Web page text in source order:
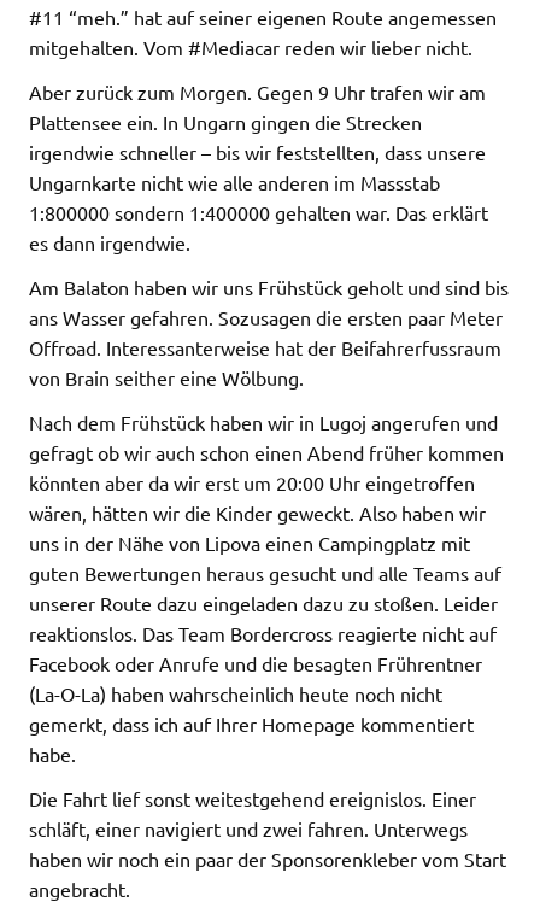
#11 “meh.” hat auf seiner eigenen Route angemessen
mitgehalten. Vom #Mediacar reden wir lieber nicht.
Aber zurück zum Morgen. Gegen 9 Uhr trafen wir am
Plattensee ein. In Ungarn gingen die Strecken
irgendwie schneller – bis wir feststellten, dass unsere
Ungarnkarte nicht wie alle anderen im Massstab
1:800000 sondern 1:400000 gehalten war. Das erklärt
es dann irgendwie.
Am Balaton haben wir uns Frühstück geholt und sind bis
ans Wasser gefahren. Sozusagen die ersten paar Meter
Offroad. Interessanterweise hat der Beifahrerfussraum
von Brain seither eine Wölbung.
Nach dem Frühstück haben wir in Lugoj angerufen und
gefragt ob wir auch schon einen Abend früher kommen
könnten aber da wir erst um 20:00 Uhr eingetroffen
wären, hätten wir die Kinder geweckt. Also haben wir
uns in der Nähe von Lipova einen Campingplatz mit
guten Bewertungen heraus gesucht und alle Teams auf
unserer Route dazu eingeladen dazu zu stoßen. Leider
reaktionslos. Das Team Bordercross reagierte nicht auf
Facebook oder Anrufe und die besagten Frührentner
(La-O-La) haben wahrscheinlich heute noch nicht
gemerkt, dass ich auf Ihrer Homepage kommentiert
habe.
Die Fahrt lief sonst weitestgehend ereignislos. Einer
schläft, einer navigiert und zwei fahren. Unterwegs
haben wir noch ein paar der Sponsorenkleber vom Start
angebracht.